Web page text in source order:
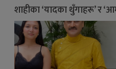
शाहीका ‘यादका थुँगाहरू’ र